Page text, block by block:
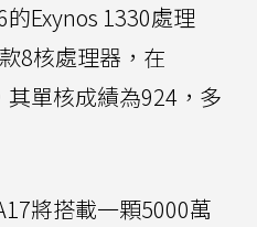
Exynos 1330處理
8核處理器，在
單核成績為924，多
將搭載一顆5000萬